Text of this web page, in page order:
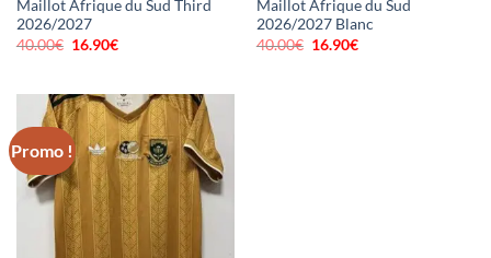
Maillot Afrique du Sud Third
2026/2027
40.00€ Le
40.00€.
16.90€Le
16.90€.
Maillot Afrique du Sud
2026/2027 Blanc
40.00€ Le
16.90€Le
Promo !